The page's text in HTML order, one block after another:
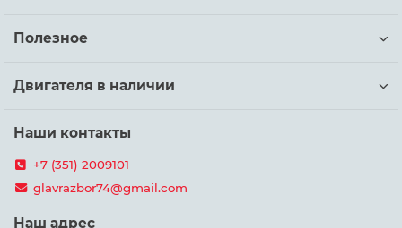
Полезное
Двигателя в наличии
Наши контакты
+7 (351) 2009101
glavrazbor74@gmail.com
Наш адрес